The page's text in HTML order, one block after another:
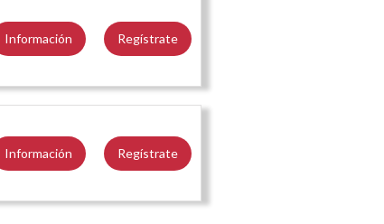
Información Regístrate
Información Regístrate